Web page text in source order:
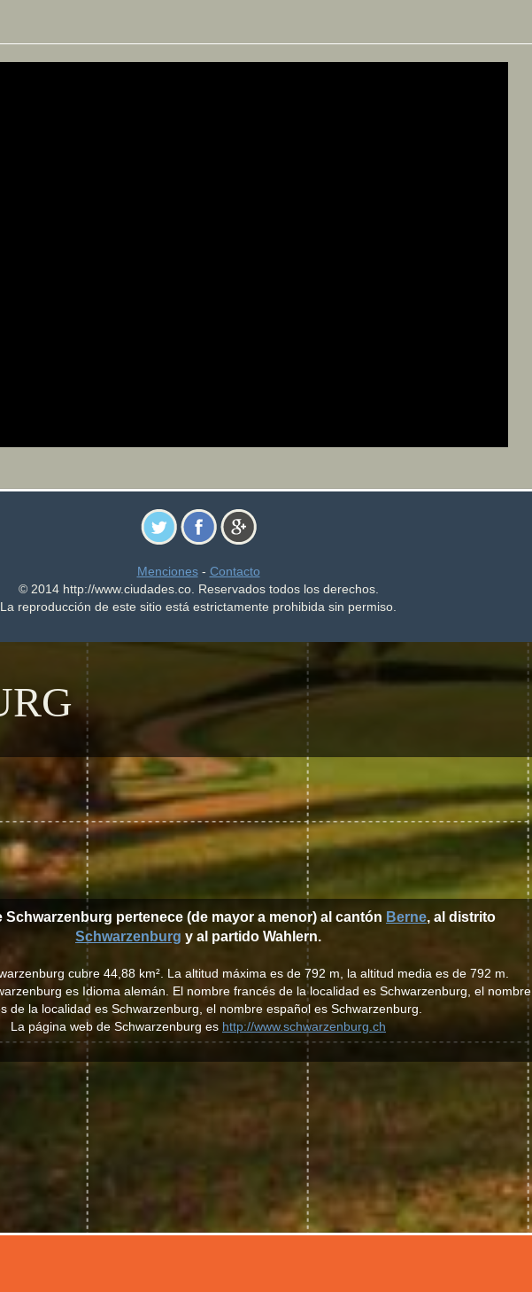
Menciones- Contacto
© 2014 http://www.ciudades.co. Reservados todos los derechos.
La reproducción de este sitio está estrictamente prohibida sin permiso.
Schwarzenburg pertenece (de mayor a menor) al cantón Berne, al distrito
Schwarzenburg y al partido Wahlern.
cubre 44,88 km². La altitud máxima es de 792 m, la altitud media es de 792 m.
es Idioma alemán. El nombre francés de la localidad es Schwarzenburg, el nombre
de la localidad es Schwarzenburg, el nombre español es Schwarzenburg.
La página web de Schwarzenburg es http://www.schwarzenburg.ch